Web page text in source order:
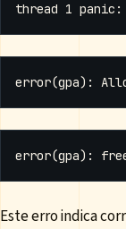
Este erro indica